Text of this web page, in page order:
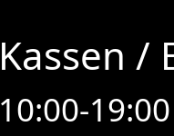
Kassen /
10:00-